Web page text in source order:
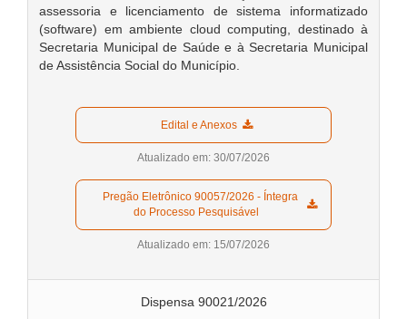
assessoria e licenciamento de sistema informatizado
(software) em ambiente cloud computing, destinado à
Secretaria Municipal de Saúde e à Secretaria Municipal
de Assistência Social do Município.
  Edital e Anexos
Atualizado em: 30/07/2026
do Processo Pesquisável
Atualizado em: 15/07/2026
Dispensa 90021/2026